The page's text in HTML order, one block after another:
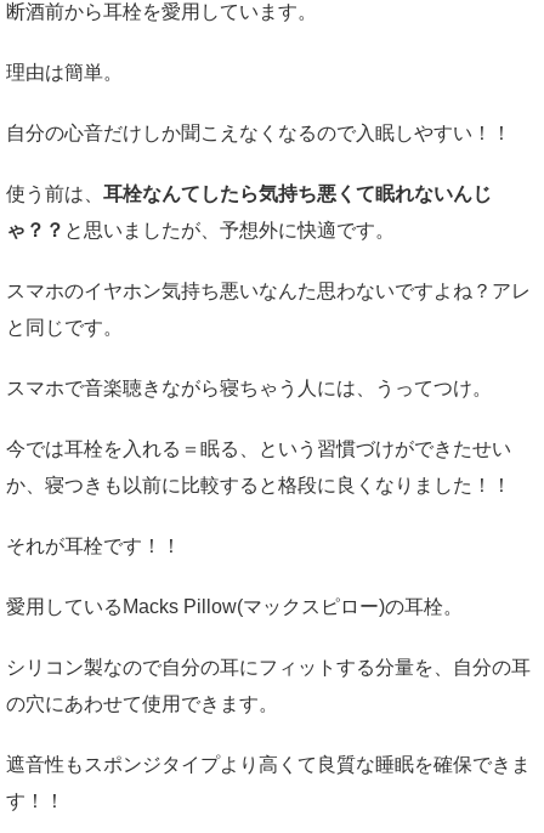
断酒前から耳栓を愛用しています。
理由は簡単。
自分の心音だけしか聞こえなくなるので入眠しやすい！！
使う前は、 耳栓なんてしたら気持ち悪くて眠れないんじ
ゃ？？ と思いましたが、予想外に快適です。
スマホのイヤホン気持ち悪いなんた思わないですよね？アレ
と同じです。
スマホで音楽聴きながら寝ちゃう人には、うってつけ。
今では耳栓を入れる＝眠る、という習慣づけができたせい
か、寝つきも以前に比較すると格段に良くなりました！！
それが耳栓です！！
愛用しているMacks Pillow(マックスピロー)の耳栓。
シリコン製なので自分の耳にフィットする分量を、自分の耳
の穴にあわせて使用できます。
遮音性もスポンジタイプより高くて良質な睡眠を確保できま
す！！